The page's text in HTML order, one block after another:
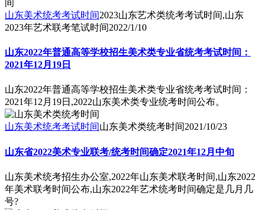
山东美术统考考试时间2023山东艺术类统考考试时间,山东
2023年艺术联考笔试时间2022/1/10
山东2022年普通高等学校招生美术类专业省统考考试时间：
2021年12月19日
山东2022年普通高等学校招生美术类专业省统考考试时间：
2021年12月19日,2022山东美术类专业统考时间公布。
山东美术统考考试时间山东美术类统考时间2021/10/23
山东省2022美术专业联考/统考时间确定2021年12月中旬
山东美术统考招生办公室,2022年山东美术联考时间,山东2022
年美术联考时间公布,山东2022年艺术统考时间确定是几月几
号?